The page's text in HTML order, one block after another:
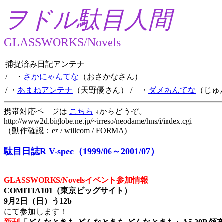
ヲドル駄目人間
GLASSWORKS/Novels
捕捉済み日記アンテナ
/ ・ さかにゃんてな （おさかなさん）
/ ・ あまねアンテナ （天野優さん） / ・ ダメあんてな （じ
携帯対応ページは こちら ↓からどうぞ。
http://www2d.biglobe.ne.jp/~irreso/neodame/hns/i/index.cgi
（動作確認：ez / willcom / FORMA)
駄目日誌R V-spec（1999/06～2001/07）
GLASSWORKS/Novelsイベント参加情報
COMITIA101（東京ビッグサイト）
9月2日（日）う12b
にて参加します！